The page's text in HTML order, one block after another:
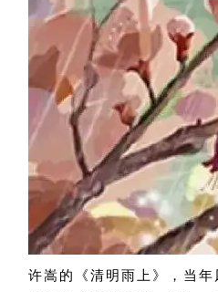
许嵩的《清明雨上》，当年